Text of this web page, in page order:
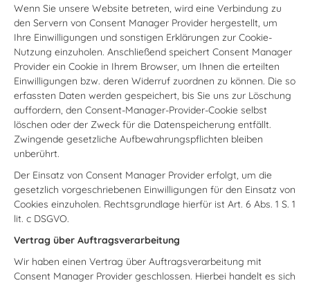
Wenn Sie unsere Website betreten, wird eine Verbindung zu
den Servern von Consent Manager Provider hergestellt, um
Ihre Einwilligungen und sonstigen Erklärungen zur Cookie-
Nutzung einzuholen. Anschließend speichert Consent Manager
Provider ein Cookie in Ihrem Browser, um Ihnen die erteilten
Einwilligungen bzw. deren Widerruf zuordnen zu können. Die so
erfassten Daten werden gespeichert, bis Sie uns zur Löschung
auffordern, den Consent-Manager-Provider-Cookie selbst
löschen oder der Zweck für die Datenspeicherung entfällt.
Zwingende gesetzliche Aufbewahrungspflichten bleiben
unberührt.
Der Einsatz von Consent Manager Provider erfolgt, um die
gesetzlich vorgeschriebenen Einwilligungen für den Einsatz von
Cookies einzuholen. Rechtsgrundlage hierfür ist Art. 6 Abs. 1 S. 1
lit. c DSGVO.
Vertrag über Auftragsverarbeitung
Wir haben einen Vertrag über Auftragsverarbeitung mit
Consent Manager Provider geschlossen. Hierbei handelt es sich